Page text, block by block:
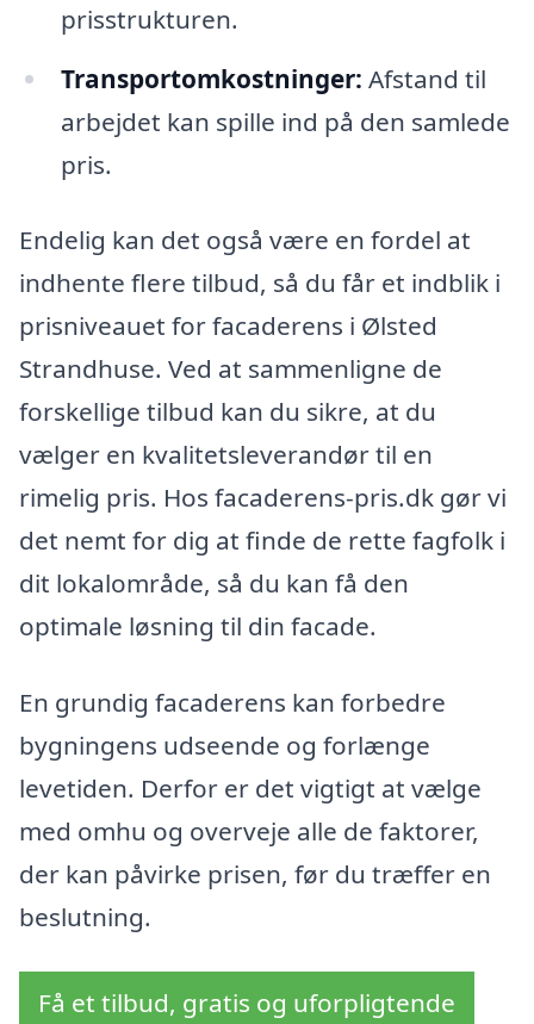
prisstrukturen.
Transportomkostninger: Afstand til
arbejdet kan spille ind på den samlede
pris.
Endelig kan det også være en fordel at
indhente flere tilbud, så du får et indblik i
prisniveauet for facaderens i Ølsted
Strandhuse. Ved at sammenligne de
forskellige tilbud kan du sikre, at du
vælger en kvalitetsleverandør til en
rimelig pris. Hos facaderens-pris.dk gør vi
det nemt for dig at finde de rette fagfolk i
dit lokalområde, så du kan få den
optimale løsning til din facade.
En grundig facaderens kan forbedre
bygningens udseende og forlænge
levetiden. Derfor er det vigtigt at vælge
med omhu og overveje alle de faktorer,
der kan påvirke prisen, før du træffer en
beslutning.
Få et tilbud, gratis og uforpligtende